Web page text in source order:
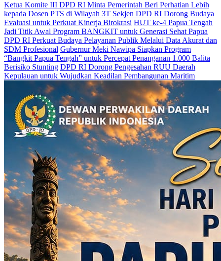
Ketua Komite III DPD RI Minta Pemerintah Beri Perhatian Lebih
kepada Dosen PTS di Wilayah 3T Sekjen DPD RI Dorong Budaya
Evaluasi untuk Perkuat Kinerja Birokrasi HUT ke-4 Papua Tengah
Jadi Titik Awal Program BANGKIT untuk Generasi Sehat Papua
DPD RI Perkuat Budaya Pelayanan Publik Melalui Data Akurat dan
SDM Profesional Gubernur Meki Nawipa Siapkan Program
“Bangkit Papua Tengah” untuk Percepat Penanganan 1.000 Balita
Berisiko Stunting DPD RI Dorong Pengesahan RUU Daerah
Kepulauan untuk Wujudkan Keadilan Pembangunan Maritim